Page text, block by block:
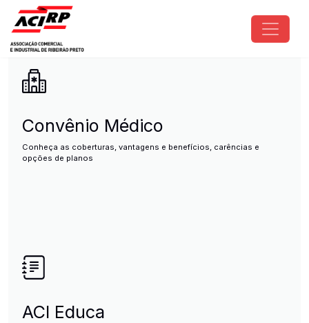
Pular para o conteúdo principal
ACIRP - Associação Comercial
Convênio Médico
Conheça as coberturas, vantagens e benefícios, carências e
opções de planos
ACI Educa